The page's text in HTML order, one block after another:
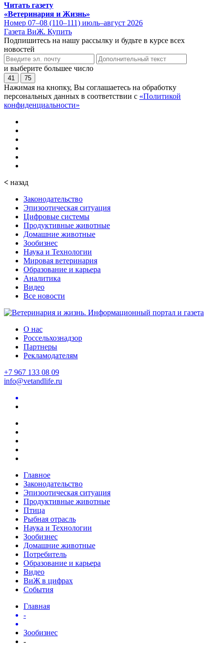
Читать газету
«Ветеринария и Жизнь»
Номер 07–08 (110–111) июль–август 2026
Газета ВиЖ. Купить
Подпишитесь на нашу рассылку и будьте в курсе всех
новостей
и выберите большее число
41 75
Нажимая на кнопку, Вы соглашаетесь на обработку
персональных данных в соответствии с «Политикой
конфиденциальности»
< назад
Законодательство
Эпизоотическая ситуация
Цифровые системы
Продуктивные животные
Домашние животные
Зообизнес
Наука и Технологии
Мировая ветеринария
Образование и карьера
Аналитика
Видео
Все новости
О нас
Россельхознадзор
Партнеры
Рекламодателям
+7 967 133 08 09
info@vetandlife.ru
Главное
Законодательство
Эпизоотическая ситуация
Продуктивные животные
Птица
Рыбная отрасль
Наука и Технологии
Зообизнес
Домашние животные
Потребитель
Образование и карьера
Видео
ВиЖ в цифрах
События
Главная
-
Зообизнес
-